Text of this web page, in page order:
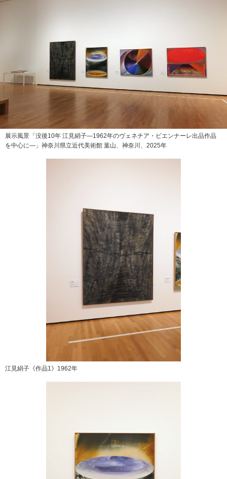
展示風景「没後10年 江見絹子—1962年のヴェネチア・ビエンナーレ出品作品
を中心に—」神奈川県立近代美術館 葉山、神奈川、2025年
江見絹子《作品1》1962年